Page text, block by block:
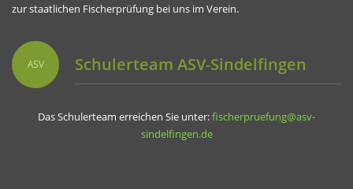
zur staatlichen Fischerprüfung bei uns im Verein.
ASV Schulerteam ASV-Sindelfingen
Das Schulerteam erreichen Sie unter:fischerpruefung@asv-
sindelfingen.de